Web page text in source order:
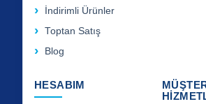
İndirimli Ürünler
Toptan Satış
Blog
HESABIM